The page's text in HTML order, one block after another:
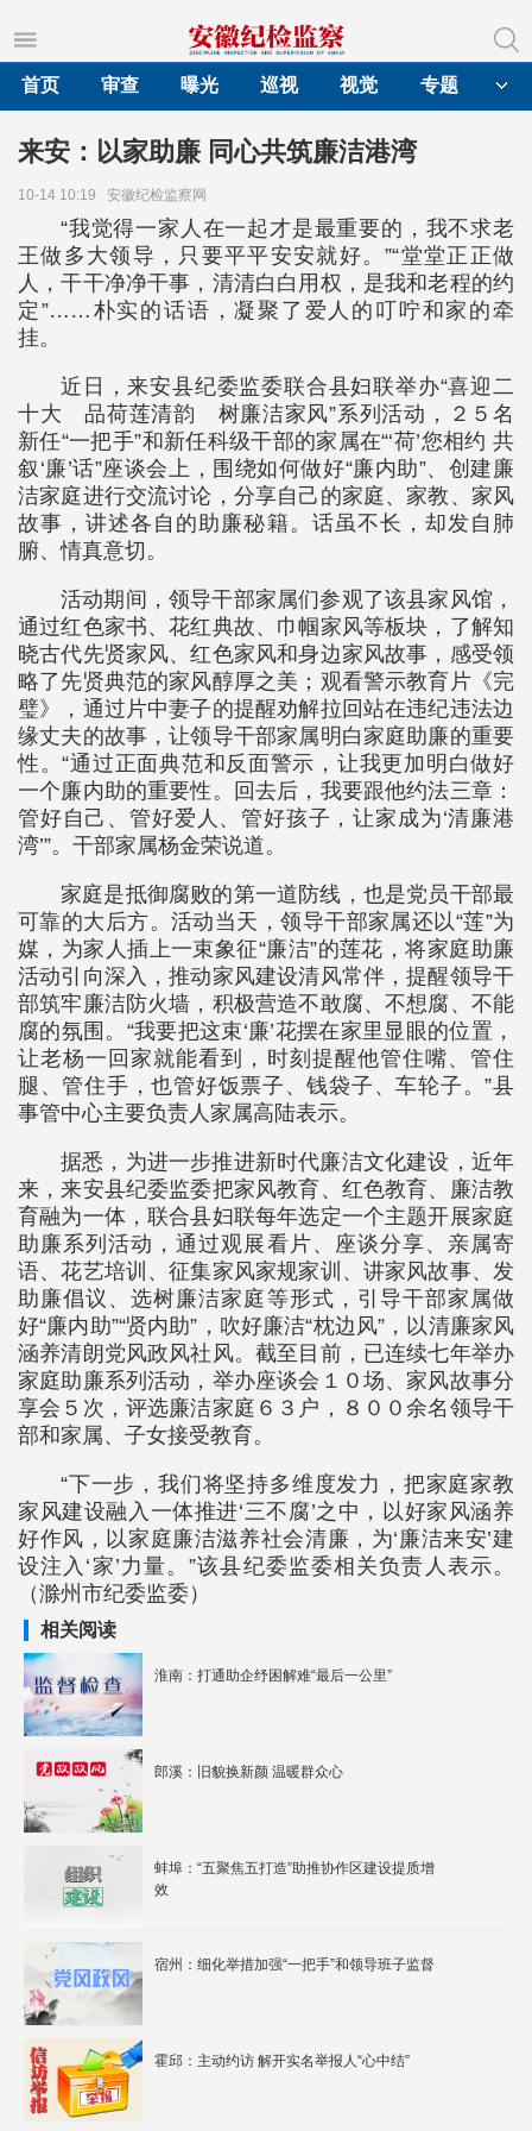
首页
审查 曝光 巡视 视觉 专题
来安：以家助廉 同心共筑廉洁港湾
10-14 10:19 安徽纪检监察网
“我觉得一家人在一起才是最重要的，我不求老
王做多大领导，只要平平安安就好。”“堂堂正正做
人，干干净净干事，清清白白用权，是我和老程的约
定”……朴实的话语，凝聚了爱人的叮咛和家的牵
挂。
近日，来安县纪委监委联合县妇联举办“喜迎二
十大 品荷莲清韵 树廉洁家风”系列活动，２５名
新任“一把手”和新任科级干部的家属在“‘荷’您相约 共
叙‘廉’话”座谈会上，围绕如何做好“廉内助”、创建廉
洁家庭进行交流讨论，分享自己的家庭、家教、家风
故事，讲述各自的助廉秘籍。话虽不长，却发自肺
腑、情真意切。
活动期间，领导干部家属们参观了该县家风馆，
通过红色家书、花红典故、巾帼家风等板块，了解知
晓古代先贤家风、红色家风和身边家风故事，感受领
略了先贤典范的家风醇厚之美；观看警示教育片《完
璧》，通过片中妻子的提醒劝解拉回站在违纪违法边
缘丈夫的故事，让领导干部家属明白家庭助廉的重要
性。“通过正面典范和反面警示，让我更加明白做好
一个廉内助的重要性。回去后，我要跟他约法三章：
管好自己、管好爱人、管好孩子，让家成为‘清廉港
湾’”。干部家属杨金荣说道。
家庭是抵御腐败的第一道防线，也是党员干部最
可靠的大后方。活动当天，领导干部家属还以“莲”为
媒，为家人插上一束象征“廉洁”的莲花，将家庭助廉
活动引向深入，推动家风建设清风常伴，提醒领导干
部筑牢廉洁防火墙，积极营造不敢腐、不想腐、不能
腐的氛围。“我要把这束‘廉’花摆在家里显眼的位置，
让老杨一回家就能看到，时刻提醒他管住嘴、管住
腿、管住手，也管好饭票子、钱袋子、车轮子。”县
事管中心主要负责人家属高陆表示。
据悉，为进一步推进新时代廉洁文化建设，近年
来，来安县纪委监委把家风教育、红色教育、廉洁教
育融为一体，联合县妇联每年选定一个主题开展家庭
助廉系列活动，通过观展看片、座谈分享、亲属寄
语、花艺培训、征集家风家规家训、讲家风故事、发
助廉倡议、选树廉洁家庭等形式，引导干部家属做
好“廉内助”“贤内助”，吹好廉洁“枕边风”，以清廉家风
涵养清朗党风政风社风。截至目前，已连续七年举办
家庭助廉系列活动，举办座谈会１０场、家风故事分
享会５次，评选廉洁家庭６３户，８００余名领导干
部和家属、子女接受教育。
“下一步，我们将坚持多维度发力，把家庭家教
家风建设融入一体推进‘三不腐’之中，以好家风涵养
好作风，以家庭廉洁滋养社会清廉，为‘廉洁来安’建
设注入‘家’力量。”该县纪委监委相关负责人表示。
（滁州市纪委监委）
相关阅读
郎溪：旧貌换新颜 温暖群众心
蚌埠：“五聚焦五打造”助推协作区建设提质增
效
宿州：细化举措加强“一把手”和领导班子监督
霍邱：主动约访 解开实名举报人“心中结”